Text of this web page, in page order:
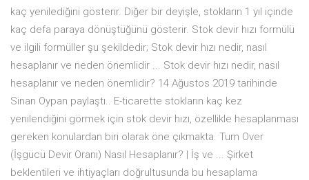
kaç yenilediğini gösterir. Diğer bir deyişle, stokların 1 yıl içinde
kaç defa paraya dönüştüğünü gösterir. Stok devir hızı formülü
ve ilgili formüller şu şekildedir; Stok devir hızı nedir, nasıl
hesaplanır ve neden önemlidir ... Stok devir hızı nedir, nasıl
hesaplanır ve neden önemlidir? 14 Ağustos 2019 tarihinde
Sinan Oypan paylaştı.. E-ticarette stokların kaç kez
yenilendiğini görmek için stok devir hızı, özellikle hesaplanması
gereken konulardan biri olarak öne çıkmakta. Turn Over
(İşgücü Devir Oranı) Nasıl Hesaplanır? | İş ve ... Şirket
beklentileri ve ihtiyaçları doğrultusunda bu hesaplama